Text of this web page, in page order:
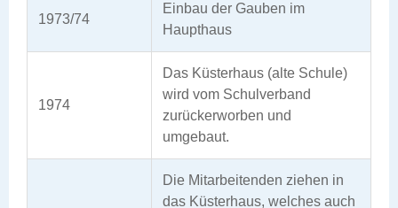
1973/74
Einbau der Gauben im
Haupthaus
1974
Das Küsterhaus (alte Schule)
wird vom Schulverband
zurückerworben und
umgebaut.
Die Mitarbeitenden ziehen in
das Küsterhaus, welches auch